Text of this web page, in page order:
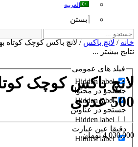
نتایج بیشتر ...
فیلد های عمومی
Hidden label
جستجو در محتوا
Hidden label
جستجو در عناوین
Hidden label
دقیقا عین عبارت
Hidden label
العربية
بستن
خانه / لانچ باکس / لانچ باکس کوچک کوتاه بهظرف
لانچ باکس کوچک
500 عددی
4,030,000 تومان